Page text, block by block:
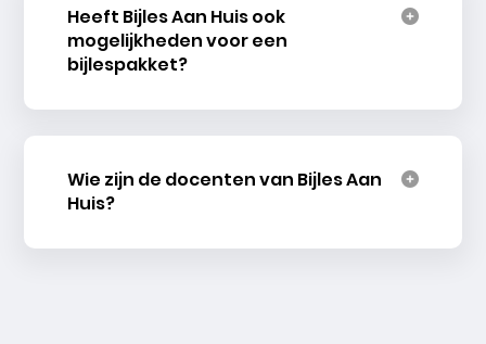
Heeft Bijles Aan Huis ook
mogelijkheden voor een
bijlespakket?
Wie zijn de docenten van Bijles Aan
Huis?